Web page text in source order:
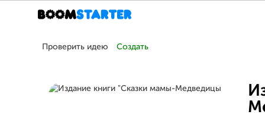
Проверить идею Создать